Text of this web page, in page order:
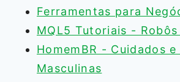
Ferramentas para
MQL5 Tutoriais -
HomemBR - Cuidados e
Masculinas